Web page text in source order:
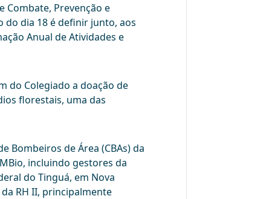
Combate, Prevenção e
do dia 18 é definir junto, aos
Anual de Atividades e
do Colegiado a doação de
florestais, uma das
Bombeiros de Área (CBAs) da
incluindo gestores da
do Tinguá, em Nova
RH II, principalmente